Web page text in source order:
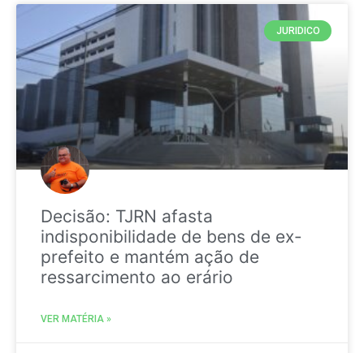
JURIDICO
Decisão: TJRN afasta
indisponibilidade de bens de ex-
prefeito e mantém ação de
ressarcimento ao erário
VER MATÉRIA »